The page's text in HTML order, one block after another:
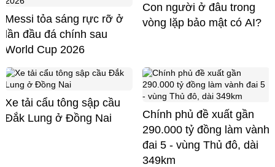
Messi tỏa sáng rực rỡ ở
lần đầu đá chính sau
World Cup 2026
Con người ở đâu trong
vòng lặp bảo mật có AI?
Xe tải cẩu tông sập cầu
Đắk Lung ở Đồng Nai
Chính phủ đề xuất gần
290.000 tỷ đồng làm vành
đai 5 - vùng Thủ đô, dài
349km